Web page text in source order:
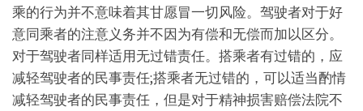
乘的行为并不意味着其甘愿冒一切风险。驾驶者对于好
意同乘者的注意义务并不因为有偿和无偿而加以区分。
对于驾驶者同样适用无过错责任。搭乘者有过错的，应
减轻驾驶者的民事责任;搭乘者无过错的，可以适当酌情
减轻驾驶者的民事责任，但是对于精神损害赔偿法院不